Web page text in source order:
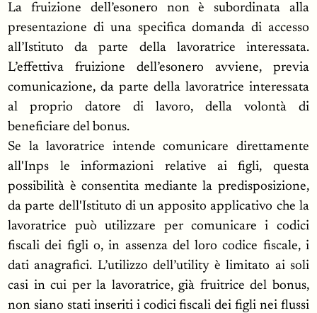
La fruizione dell’esonero non è subordinata alla
presentazione di una specifica domanda di accesso
all’Istituto da parte della lavoratrice interessata.
L’effettiva fruizione dell’esonero avviene, previa
comunicazione, da parte della lavoratrice interessata
al proprio datore di lavoro, della volontà di
beneficiare del bonus.
Se la lavoratrice intende comunicare direttamente
all'Inps le informazioni relative ai figli, questa
possibilità è consentita mediante la predisposizione,
da parte dell'Istituto di un apposito applicativo che la
lavoratrice può utilizzare per comunicare i codici
fiscali dei figli o, in assenza del loro codice fiscale, i
dati anagrafici. L’utilizzo dell’utility è limitato ai soli
casi in cui per la lavoratrice, già fruitrice del bonus,
non siano stati inseriti i codici fiscali dei figli nei flussi